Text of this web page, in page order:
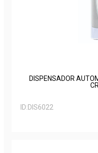
DISPENSADOR
ID:DIS6022